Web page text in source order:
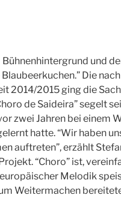
und
Die
2014/2015 ging die
de Saideira” segelt
zwei Jahren bei einem
hatte. “Wir haben
auftreten”, erzählt
“Choro” ist,
Melodik
Weitermachen